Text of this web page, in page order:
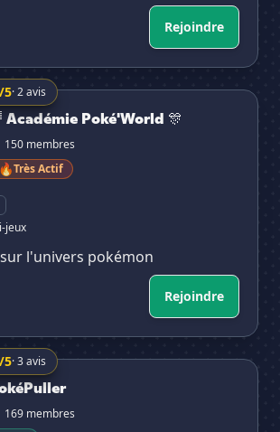
Rejoindre
5· 2 avis 🎊
Académie Poké'World 🎊
150 membres
🔥Très Actif
jeux
l'univers pokémon
Rejoindre
5· 3 avis
169 membres